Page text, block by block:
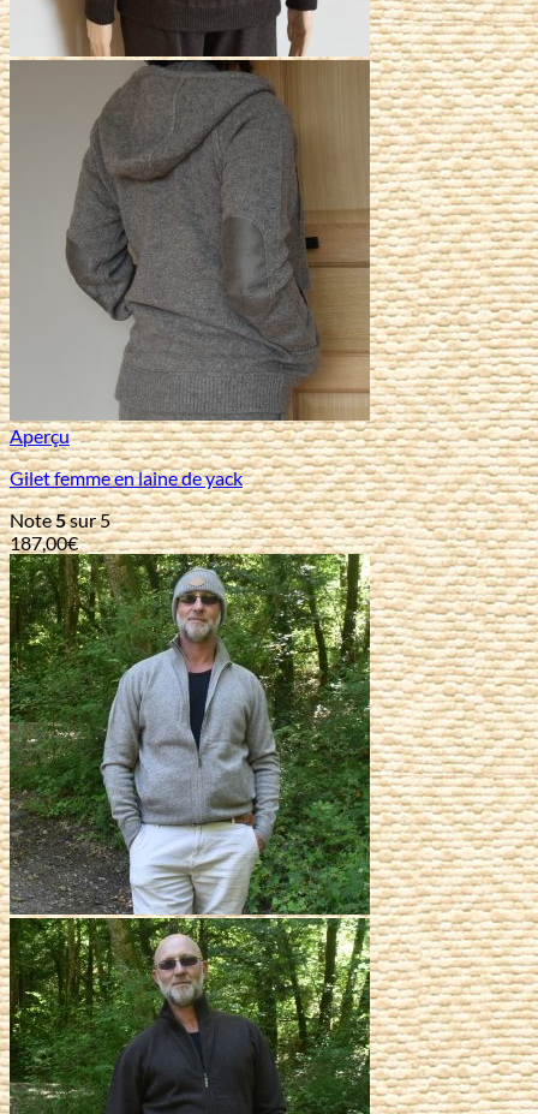
Aperçu
Gilet femme en laine de yack
Note5sur 5
187,00€